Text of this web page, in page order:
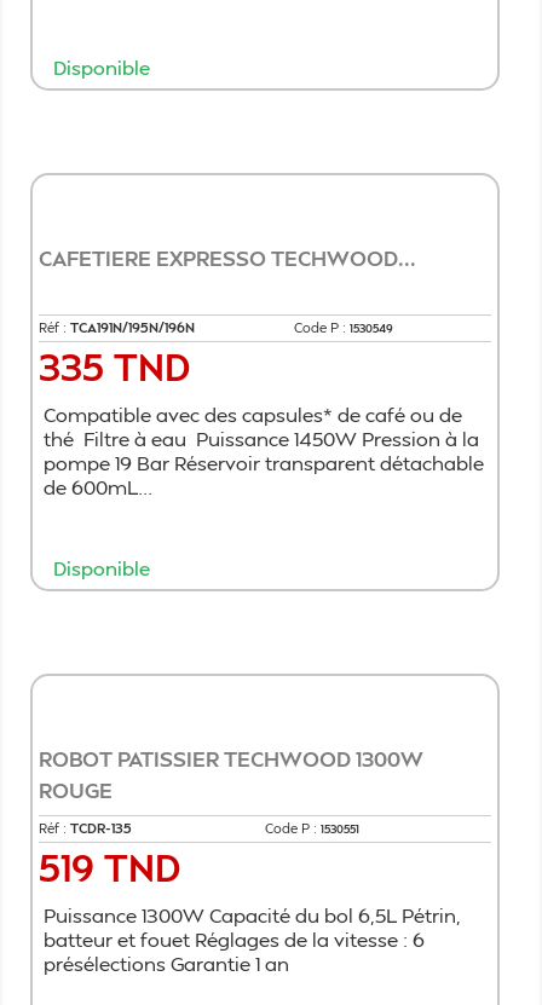
Disponible
CAFETIERE EXPRESSO TECHWOOD...
Réf : TCA191N/195N/196N Code P : 1530549
Prix
335 TND
Compatible avec des capsules* de café ou de
thé Filtre à eau Puissance 1450W Pression à la
pompe 19 Bar Réservoir transparent détachable
de 600mL...
Disponible
ROBOT PATISSIER TECHWOOD 1300W
ROUGE
Réf : TCDR-135 Code P : 1530551
Prix
519 TND
Puissance 1300W Capacité du bol 6,5L Pétrin,
batteur et fouet Réglages de la vitesse : 6
présélections Garantie 1 an